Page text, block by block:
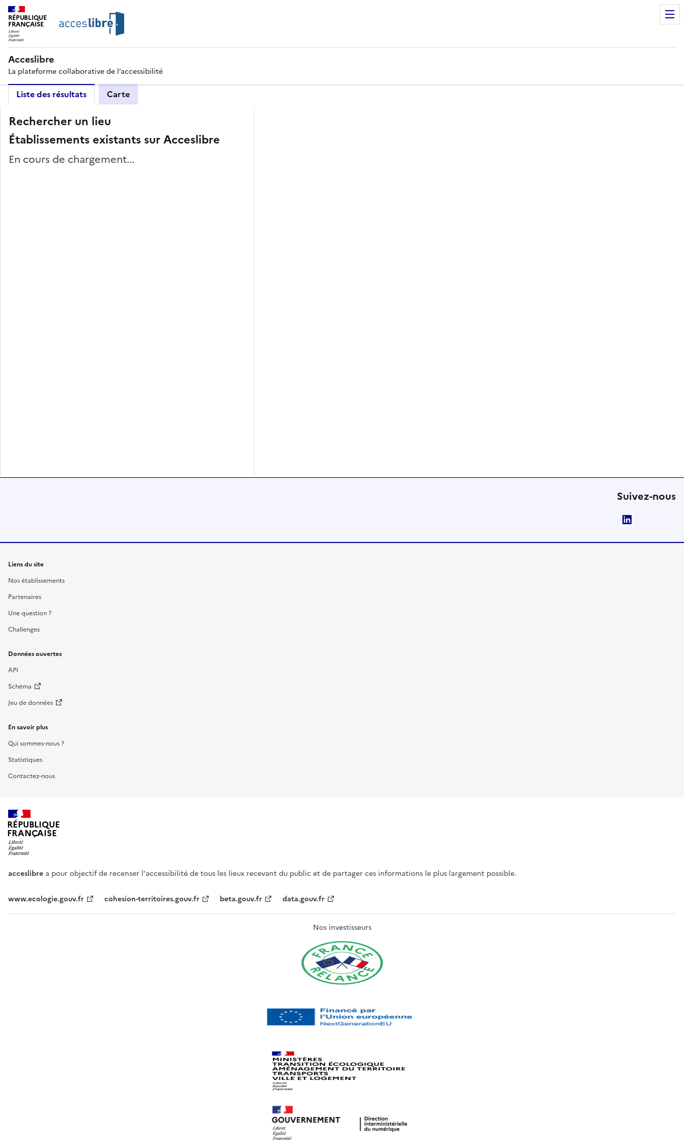
RÉPUBLIQUE
FRANÇAISE
Acceslibre
La plateforme collaborative de l’accessibilité
Liste des résultats Carte
Rechercher un lieu
Établissements existants sur Acceslibre
En cours de chargement...
Suivez-nous
Liens du site
Nos établissements
Partenaires
Une question ?
Challenges
Données ouvertes
API
Schéma
Jeu de données
En savoir plus
Qui sommes-nous ?
Statistiques
Contactez-nous
RÉPUBLIQUE
FRANÇAISE
acceslibre a pour objectif de recenser l'accessibilité de tous les lieux recevant du public et de partager ces informations le plus largement possible.
www.ecologie.gouv.fr cohesion-territoires.gouv.fr beta.gouv.fr data.gouv.fr
Nos investisseurs